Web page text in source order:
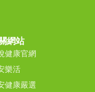
網站
健康官網
樂活
健康嚴選